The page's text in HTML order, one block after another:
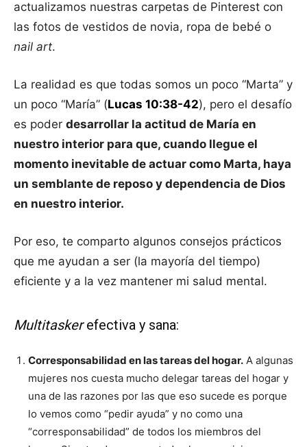
actualizamos nuestras carpetas de Pinterest con
las fotos de vestidos de novia, ropa de bebé o
nail art.
La realidad es que todas somos un poco “Marta” y
un poco “María” (Lucas 10:38-42), pero el desafío
es poder desarrollar la actitud de María en
nuestro interior para que, cuando llegue el
momento inevitable de actuar como Marta, haya
un semblante de reposo y dependencia de Dios
en nuestro interior.
Por eso, te comparto algunos consejos prácticos
que me ayudan a ser (la mayoría del tiempo)
eficiente y a la vez mantener mi salud mental.
Multitaskerefectiva y sana:
Corresponsabilidad en las tareas del hogar. A algunas
mujeres nos cuesta mucho delegar tareas del hogar y
una de las razones por las que eso sucede es porque
lo vemos como “pedir ayuda” y no como una
“corresponsabilidad” de todos los miembros del